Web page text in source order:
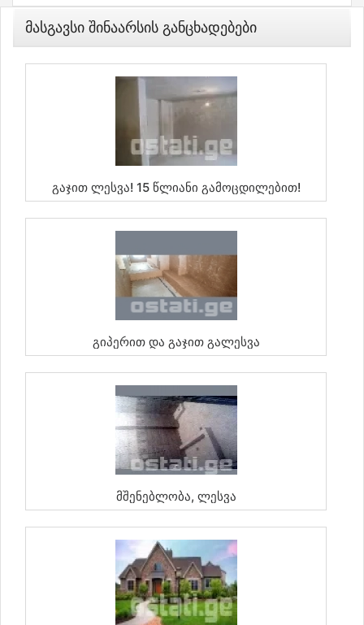
Მასგავსი Შინაარსის Განცხადებები
Გაჯით Ლესვა! 15 Წლიანი Გამოცდილებით!
Გიპერით Და Გაჯით Გალესვა
Მშენებლობა, Ლესვა